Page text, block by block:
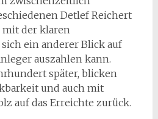
Detlef Reichert
der klaren
ein anderer Blick auf
auszahlen kann.
später, blicken
und auch mit
auf das Erreichte zurück.